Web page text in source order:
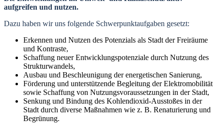
aufgreifen und nutzen.
Dazu haben wir uns folgende Schwerpunktaufgaben gesetzt:
Erkennen und Nutzen des Potenzials als Stadt der Freiräume
und Kontraste,
Schaffung neuer Entwicklungspotenziale durch Nutzung des
Strukturwandels,
Ausbau und Beschleunigung der energetischen Sanierung,
Förderung und unterstützende Begleitung der Elektromobilität
sowie Schaffung von Nutzungsvoraussetzungen in der Stadt,
Senkung und Bindung des Kohlendioxid-Ausstoßes in der
Stadt durch diverse Maßnahmen wie z. B. Renaturierung und
Begrünung.